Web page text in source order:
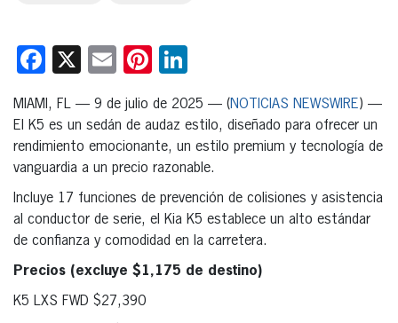
Facebook
X EmailPinterest
MIAMI, FL — 9 de julio de 2025 — (NOTICIAS NEWSWIRE) —
El K5 es un sedán de audaz estilo, diseñado para ofrecer un
rendimiento emocionante, un estilo premium y tecnología de
vanguardia a un precio razonable.
Incluye 17 funciones de prevención de colisiones y asistencia
al conductor de serie, el Kia K5 establece un alto estándar
de confianza y comodidad en la carretera.
Precios (excluye $1,175 de destino)
K5 LXS FWD $27,390